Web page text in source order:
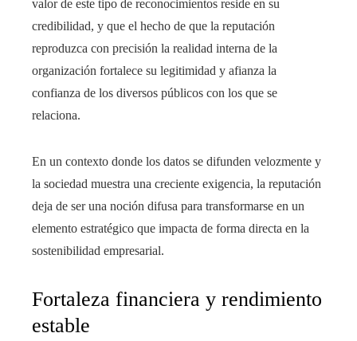
valor de este tipo de reconocimientos reside en su
credibilidad, y que el hecho de que la reputación
reproduzca con precisión la realidad interna de la
organización fortalece su legitimidad y afianza la
confianza de los diversos públicos con los que se
relaciona.
En un contexto donde los datos se difunden velozmente y
la sociedad muestra una creciente exigencia, la reputación
deja de ser una noción difusa para transformarse en un
elemento estratégico que impacta de forma directa en la
sostenibilidad empresarial.
Fortaleza financiera y rendimiento
estable